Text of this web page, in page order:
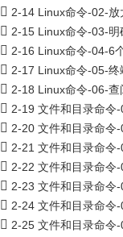
2-14 Linux命令-02-
2-15 Linux命令-03-
2-16 Linux命令-04-6
2-17 Linux命令-05-终
2-18 Linux命令-06-查
2-19 文件和目录命令
2-20 文件和目录命令
2-21 文件和目录命令
2-22 文件和目录命令
2-23 文件和目录命令
2-24 文件和目录命令
2-25 文件和目录命令